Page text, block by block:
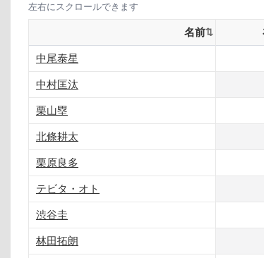
左右にスクロールできます
名前
中尾泰星
中村匡汰
栗山塁
北條耕太
栗原良多
テビタ・オト
渋谷圭
林田拓朗